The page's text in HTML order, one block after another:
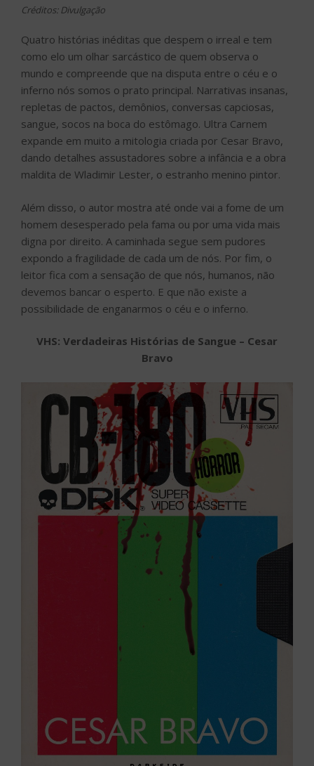
Créditos: Divulgação
Quatro histórias inéditas que despem o irreal e tem
como elo um olhar sarcástico de quem observa o
mundo e compreende que na disputa entre o céu e o
inferno nós somos o prato principal. Narrativas insanas,
repletas de pactos, demônios, conversas capciosas,
sangue, socos na boca do estômago. Ultra Carnem
expande em muito a mitologia criada por Cesar Bravo,
dando detalhes assustadores sobre a infância e a obra
maldita de Wladimir Lester, o estranho menino pintor.
Além disso, o autor mostra até onde vai a fome de um
homem desesperado pela fama ou por uma vida mais
digna por direito. A caminhada segue sem pudores
expondo a fragilidade de cada um de nós. Por fim, o
leitor fica com a sensação de que nós, humanos, não
devemos bancar o esperto. E que não existe a
possibilidade de enganarmos o céu e o inferno.
VHS: Verdadeiras Histórias de Sangue – Cesar
Bravo